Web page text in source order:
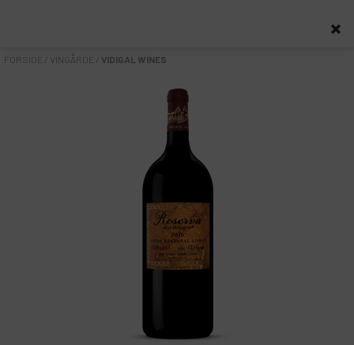
FORSIDE / VINGÅRDE / VIDIGAL WINES